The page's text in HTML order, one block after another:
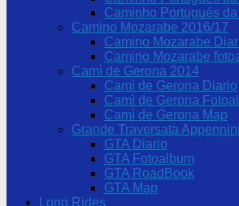
Caminho Portugués
Camino Mozarabe 2016/17
Camino Mozarabe
Camino Mozarabe
Camì de Gerona 2014
Camì de Gerona Diario
Camì de Gerona
Camì de Gerona Map
Grande Traversata
GTA Diario
GTA Fotoalbum
GTA RoadBook
GTA Map
Long Rides